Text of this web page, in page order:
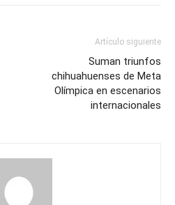
Artículo siguiente
Suman triunfos
chihuahuenses de Meta
Olímpica en escenarios
internacionales